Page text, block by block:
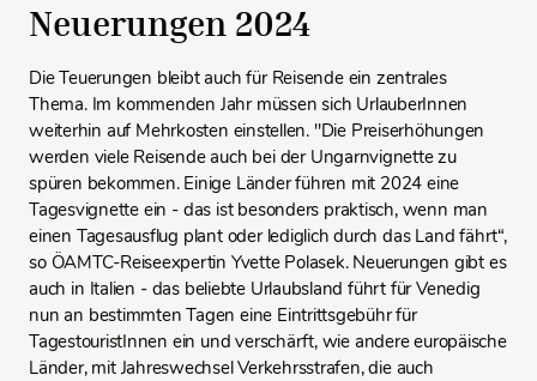
Neuerungen 2024
Die Teuerungen bleibt auch für Reisende ein zentrales
Thema. Im kommenden Jahr müssen sich UrlauberInnen
weiterhin auf Mehrkosten einstellen. "Die Preiserhöhungen
werden viele Reisende auch bei der Ungarnvignette zu
spüren bekommen. Einige Länder führen mit 2024 eine
Tagesvignette ein - das ist besonders praktisch, wenn man
einen Tagesausflug plant oder lediglich durch das Land fährt“,
so ÖAMTC-Reiseexpertin Yvette Polasek. Neuerungen gibt es
auch in Italien - das beliebte Urlaubsland führt für Venedig
nun an bestimmten Tagen eine Eintrittsgebühr für
TagestouristInnen ein und verschärft, wie andere europäische
Länder, mit Jahreswechsel Verkehrsstrafen, die auch